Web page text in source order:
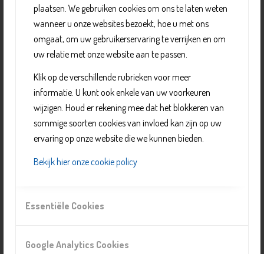
plaatsen. We gebruiken cookies om ons te laten weten
wanneer u onze websites bezoekt, hoe u met ons
omgaat, om uw gebruikerservaring te verrijken en om
uw relatie met onze website aan te passen.
Klik op de verschillende rubrieken voor meer
informatie. U kunt ook enkele van uw voorkeuren
wijzigen. Houd er rekening mee dat het blokkeren van
sommige soorten cookies van invloed kan zijn op uw
ervaring op onze website die we kunnen bieden.
Bekijk hier onze cookie policy
Essentiële Cookies
Google Analytics Cookies
Het Venster Delft
Website:https://www.hetvensterdelft.nl/
die zelf een ziekte hebben kunnen bij Het Venster zonder
afspraak binnenlopen. Zij ontmoeten er in een huiselijke
sfeer anderen die ook met een zieke of ziekte leven.
In Het Venster vinden de bezoekers hun weg naar
lotgenoten, informatieve ondersteuning en afleiding,
want er is meer in het leven dan de ziekte.
Voor meer informatie kijk op de website van Het
Venster of stuur een mail (zie contact info).